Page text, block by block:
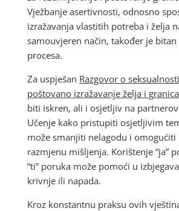
Vježbanje asertivnosti, odnosno
izražavanja vlastitih potreba i želja
samouvjeren način, također je
procesa.
Za uspješan Razgovor o
poštovano izražavanje želja i granica
biti iskren, ali i osjetljiv na
Učenje kako pristupiti osjetljivim
može smanjiti nelagodu i
razmjenu mišljenja. Korištenje “ja”
“ti” poruka može pomoći u
krivnje ili napada.
Kroz konstantnu praksu ovih